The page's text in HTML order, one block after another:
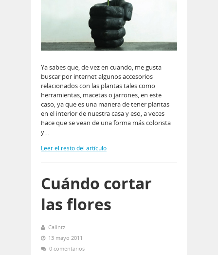
Ya sabes que, de vez en cuando, me gusta
buscar por internet algunos accesorios
relacionados con las plantas tales como
herramientas, macetas o jarrones, en este
caso, ya que es una manera de tener plantas
en el interior de nuestra casa y eso, a veces
hace que se vean de una forma más colorista
y…
Leer el resto del artículo
Cuándo cortar
las flores
Calintz
13 mayo 2011
0 comentarios